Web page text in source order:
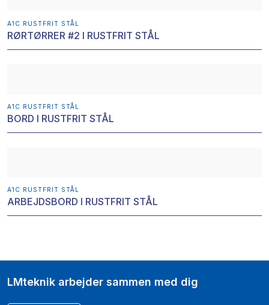
A1C RUSTFRIT STÅL​
RØRTØRRER #2 I RUSTFRIT STÅL
A1C RUSTFRIT STÅL​
BORD I RUSTFRIT STÅL
A1C RUSTFRIT STÅL​
ARBEJDSBORD I RUSTFRIT STÅL
LMteknik arbejder sammen med dig​